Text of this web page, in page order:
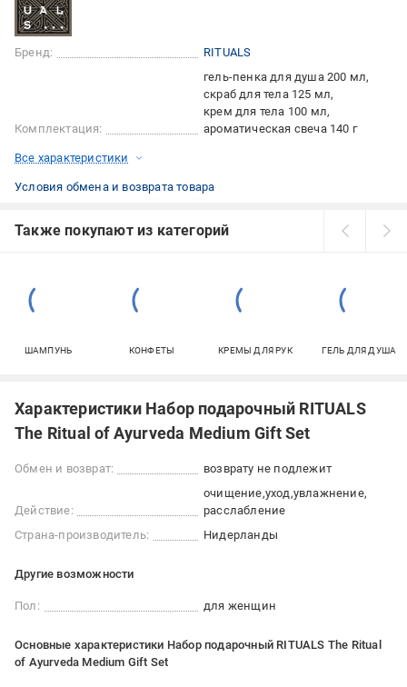
Бренд: RITUALS
Комплектация:
гель-пенка для душа 200 мл
скраб для тела 125 мл
крем для тела 100 мл
ароматическая свеча 140 г
Все характеристики
Условия обмена и возврата товара
Также покупают из категорий
ШАМПУНЬ КОНФЕТЫ КРЕМЫ ДЛЯ РУК ГЕЛЬ ДЛЯ ДУША
Характеристики Набор подарочный RITUALS
The Ritual of Ayurveda Medium Gift Set
Обмен и возврат: возврату не подлежит
Действие:
очищение уход увлажнение
расслабление
Страна-производитель:
Нидерланды
Другие возможности
Пол: для женщин
Основные характеристики Набор подарочный RITUALS The Ritual
of Ayurveda Medium Gift Set